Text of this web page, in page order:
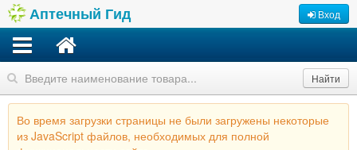
Аптечный Гид Вход
Найти
Во время загрузки страницы не были загружены некоторые
из JavaScript файлов, необходимых для полной